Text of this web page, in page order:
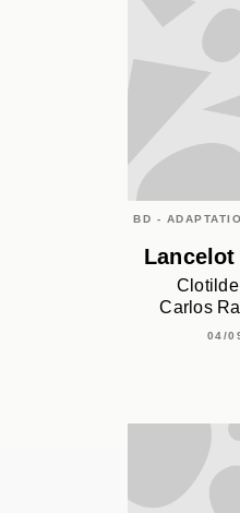
BD -
Lancelot
Carlos
04/